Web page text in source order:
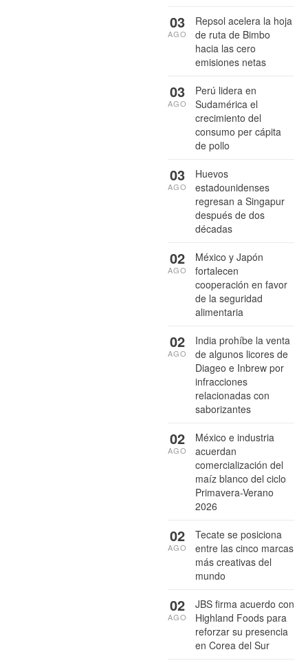
Repsol acelera la hoja
de ruta de Bimbo
hacia las cero
emisiones netas
03
AGO
Perú lidera en
Sudamérica el
crecimiento del
consumo per cápita
de pollo
03
AGO
Huevos
estadounidenses
regresan a Singapur
después de dos
décadas
03
AGO
México y Japón
fortalecen
cooperación en favor
de la seguridad
alimentaria
02
AGO
India prohíbe la venta
de algunos licores de
Diageo e Inbrew por
infracciones
relacionadas con
saborizantes
02
AGO
México e industria
acuerdan
comercialización del
maíz blanco del ciclo
Primavera-Verano
2026
02
AGO
Tecate se posiciona
entre las cinco marcas
más creativas del
mundo
02
AGO
JBS firma acuerdo con
Highland Foods para
reforzar su presencia
en Corea del Sur
02
AGO